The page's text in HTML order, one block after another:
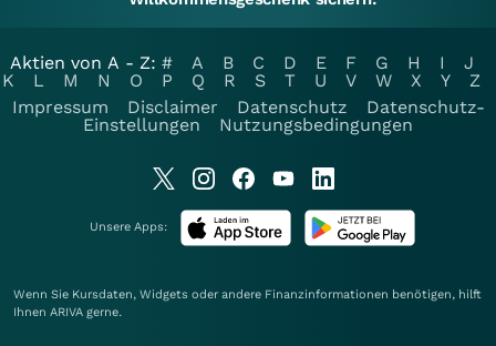
Aktien von A - Z: # A B C D E F G H I
J
K
L M N O P Q R S T U V W X Y
Z
Impressum
Disclaimer Datenschutz
Datenschutz-
Einstellungen
Nutzungsbedingungen
Unsere Apps:
Wenn Sie Kursdaten, Widgets oder andere Finanzinformationen benötigen, hilft
Ihnen ARIVA gerne.